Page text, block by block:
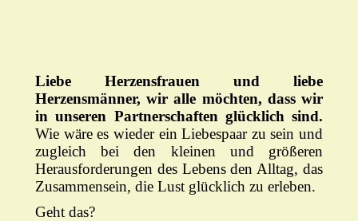
Liebe Herzensfrauen und liebe
Herzensmänner, wir alle möchten, dass wir
in unseren Partnerschaften glücklich sind.
Wie wäre es wieder ein Liebespaar zu sein und
zugleich bei den kleinen und größeren
Herausforderungen des Lebens den Alltag, das
Zusammensein, die Lust glücklich zu erleben.
Geht das?